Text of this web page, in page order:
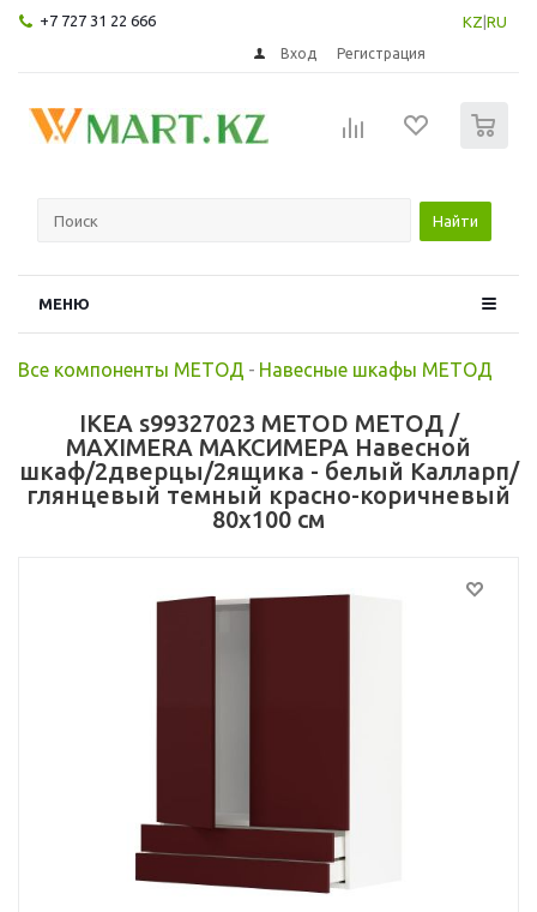
+7 727 31 22 666 KZ RU
Вход Регистрация
Найти
МЕНЮ
Все компоненты МЕТОД - Навесные шкафы МЕТОД
IKEA s99327023 METOD МЕТОД /
MAXIMERA МАКСИМЕРА Навесной
шкаф/2дверцы/2ящика - белый Калларп/
глянцевый темный красно-коричневый
80x100 см